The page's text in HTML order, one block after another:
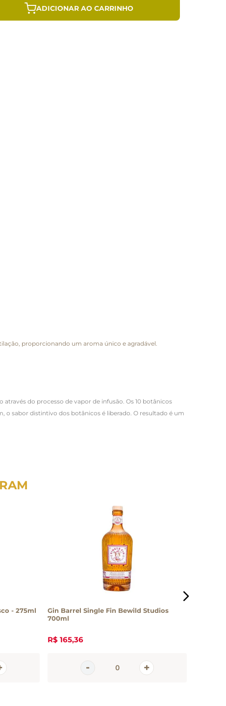
ADICIONAR AO CARRINHO
proporcionando um aroma único e agradável.
do processo de vapor de infusão. Os 10 botânicos
o sabor distintivo dos botânicos é liberado. O resultado é um
- 275ml
Gin Barrel Single Fin Bewild Studios
700ml
R$ 165,36